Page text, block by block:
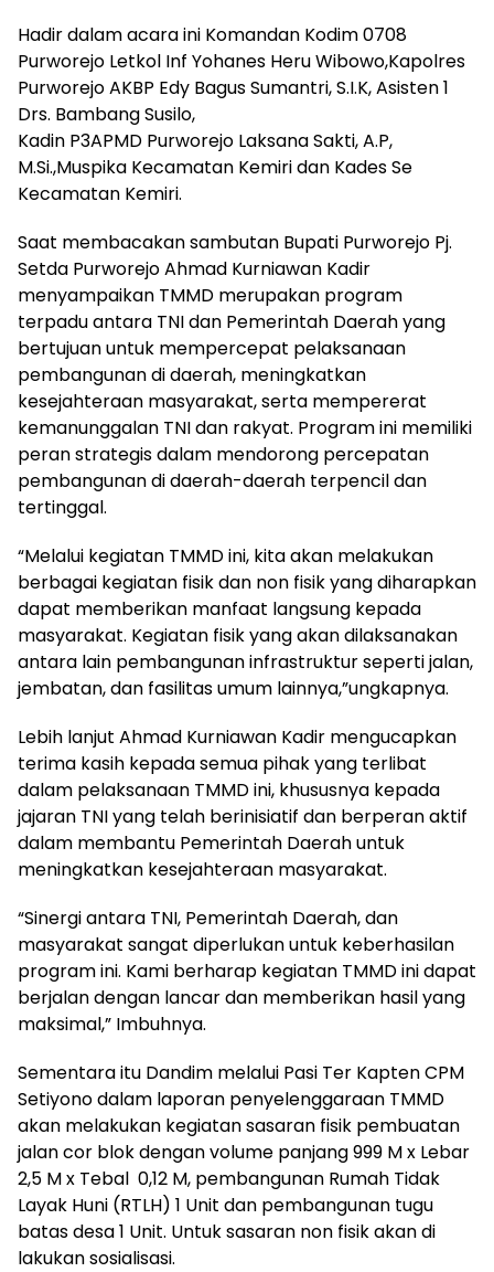
Hadir dalam acara ini Komandan Kodim 0708
Purworejo Letkol Inf Yohanes Heru Wibowo,Kapolres
Purworejo AKBP Edy Bagus Sumantri, S.I.K, Asisten 1
Drs. Bambang Susilo,
Kadin P3APMD Purworejo Laksana Sakti, A.P,
M.Si.,Muspika Kecamatan Kemiri dan Kades Se
Kecamatan Kemiri.
Saat membacakan sambutan Bupati Purworejo Pj.
Setda Purworejo Ahmad Kurniawan Kadir
menyampaikan TMMD merupakan program
terpadu antara TNI dan Pemerintah Daerah yang
bertujuan untuk mempercepat pelaksanaan
pembangunan di daerah, meningkatkan
kesejahteraan masyarakat, serta mempererat
kemanunggalan TNI dan rakyat. Program ini memiliki
peran strategis dalam mendorong percepatan
pembangunan di daerah-daerah terpencil dan
tertinggal.
“Melalui kegiatan TMMD ini, kita akan melakukan
berbagai kegiatan fisik dan non fisik yang diharapkan
dapat memberikan manfaat langsung kepada
masyarakat. Kegiatan fisik yang akan dilaksanakan
antara lain pembangunan infrastruktur seperti jalan,
jembatan, dan fasilitas umum lainnya,”ungkapnya.
Lebih lanjut Ahmad Kurniawan Kadir mengucapkan
terima kasih kepada semua pihak yang terlibat
dalam pelaksanaan TMMD ini, khususnya kepada
jajaran TNI yang telah berinisiatif dan berperan aktif
dalam membantu Pemerintah Daerah untuk
meningkatkan kesejahteraan masyarakat.
“Sinergi antara TNI, Pemerintah Daerah, dan
masyarakat sangat diperlukan untuk keberhasilan
program ini. Kami berharap kegiatan TMMD ini dapat
berjalan dengan lancar dan memberikan hasil yang
maksimal,” Imbuhnya.
Sementara itu Dandim melalui Pasi Ter Kapten CPM
Setiyono dalam laporan penyelenggaraan TMMD
akan melakukan kegiatan sasaran fisik pembuatan
jalan cor blok dengan volume panjang 999 M x Lebar
2,5 M x Tebal 0,12 M, pembangunan Rumah Tidak
Layak Huni (RTLH) 1 Unit dan pembangunan tugu
batas desa 1 Unit. Untuk sasaran non fisik akan di
lakukan sosialisasi.